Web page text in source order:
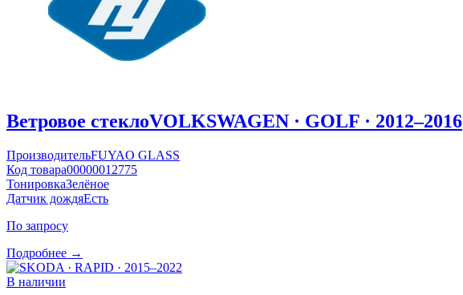
Ветровое стеклоVOLKSWAGEN · GOLF · 2012–2016
ПроизводительFUYAO GLASS
Код товара00000012775
ТонировкаЗелёное
Датчик дождяЕсть
По запросу
Подробнее →
В наличии